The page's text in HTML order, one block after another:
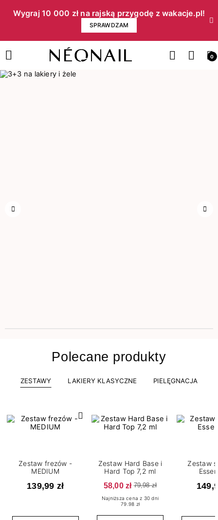
Wygraj 10 000 zł na rajską przygodę z wakacje.pl!​
SPRAWDZAM
0
Polecane produkty
ZESTAWY LAKIERY KLASYCZNE PIELĘGNACJA
Zestaw frezów -
MEDIUM
139,99 zł
Zestaw Hard Base i
Hard Top 7,2 ml
58,00 zł 79,98 zł
Najniższa cena z 30 dni
79.98 zł
Zestaw